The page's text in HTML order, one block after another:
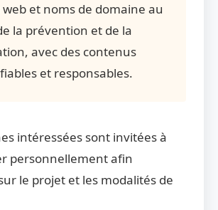
web et noms de domaine au
la prévention et de la
avec des contenus
et responsables.
intéressées sont invitées à
personnellement afin
le projet et les modalités de